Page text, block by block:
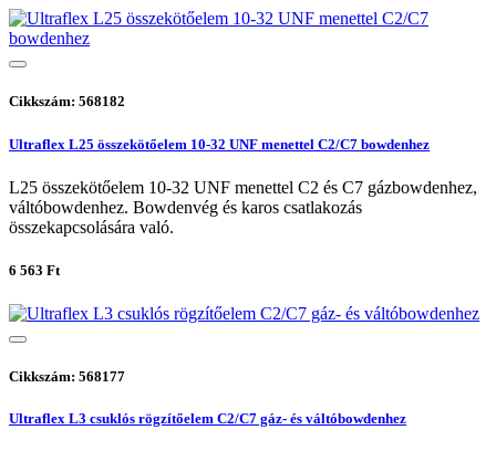
Cikkszám: 568182
Ultraflex L25 összekötőelem 10-32 UNF menettel C2/C7 bowdenhez
L25 összekötőelem 10-32 UNF menettel C2 és C7 gázbowdenhez,
váltóbowdenhez. Bowdenvég és karos csatlakozás
összekapcsolására való.
6 563 Ft
Cikkszám: 568177
Ultraflex L3 csuklós rögzítőelem C2/C7 gáz- és váltóbowdenhez